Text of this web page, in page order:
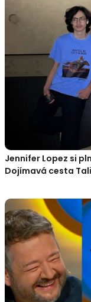
Jennifer Lopez si
Dojímavá cesta